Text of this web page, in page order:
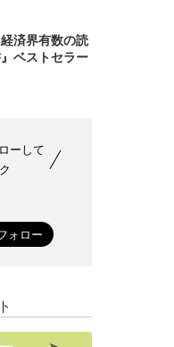
済界有数の読
ベストセラー
ーして